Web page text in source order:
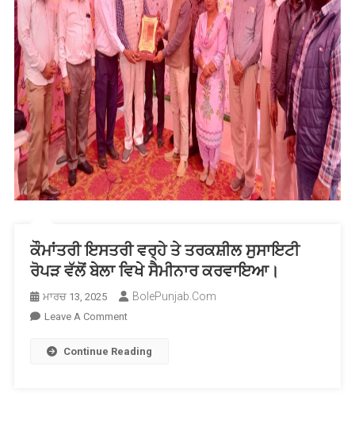
ਕਰਵਾਇਆ
ਕੌਮਾਂਤਰੀ ਇਸਤਰੀ ਵਰ੍ਹੇ ਤੇ ਤਰਕਸ਼ੀਲ ਸੁਸਾਇਟੀ
ਰੋਪੜ ਵੱਲੋਂ ਬੇਲਾ ਵਿਖੇ ਸੈਮੀਨਾਰ ਕਰਵਾਇਆ।
ਮਾਰਚ 13, 2025 BolePunjab.com
Leave A CommentOn
ਇਸਤਰੀ
Continue Reading